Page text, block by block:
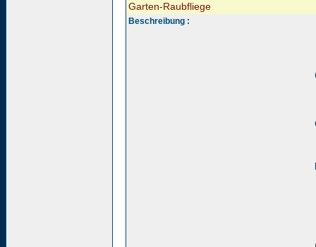
Garten-Raubfliege
Beschreibung :